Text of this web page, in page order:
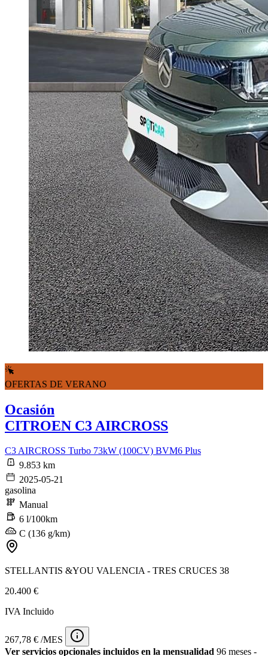
OFERTAS DE VERANO
Ocasión
CITROEN C3 AIRCROSS
C3 AIRCROSS Turbo 73kW (100CV) BVM6 Plus
9.853 km
2025-05-21
gasolina
Manual
6 l/100km
C (136 g/km)
STELLANTIS &YOU VALENCIA - TRES CRUCES 38
20.400 €
IVA Incluido
267,78 € /MES
Ver servicios opcionales incluidos en la mensualidad 96 meses -